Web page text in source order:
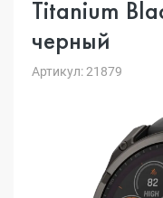
Titanium
черный
Артикул: 21879